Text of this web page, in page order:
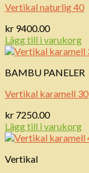
Vertikal naturlig 40
kr 9400.00
Lägg till i varukorg
BAMBU PANELER
Vertikal karamell 30
kr 7250.00
Lägg till i varukorg
Vertikal